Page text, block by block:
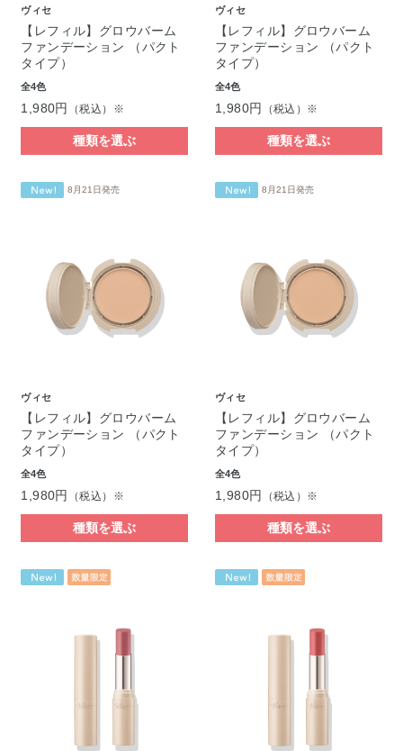
ヴィセ
【レフィル】グロウバーム
ファンデーション （パクト
タイプ）
全4色
1,980円 （税込）※
種類を選ぶ
ヴィセ
【レフィル】グロウバーム
ファンデーション （パクト
タイプ）
全4色
1,980円 （税込）※
種類を選ぶ
8月21日発売
ヴィセ
【レフィル】グロウバーム
ファンデーション （パクト
タイプ）
全4色
1,980円 （税込）※
種類を選ぶ
8月21日発売
ヴィセ
【レフィル】グロウバーム
ファンデーション （パクト
タイプ）
全4色
1,980円 （税込）※
種類を選ぶ